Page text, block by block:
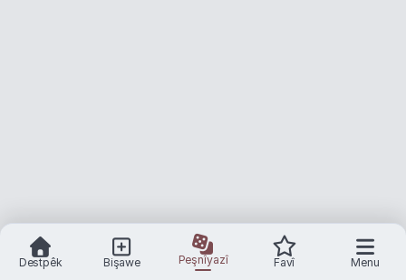
Destpêk Bişawe Peşnîyazî Favî Menu